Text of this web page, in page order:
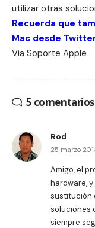
utilizar otras
Recuerda que
Mac desde
Via Soporte Apple
5 comentarios
Rod
25 marzo
Amigo, el
hardware,
sustitución
soluciones
siempre